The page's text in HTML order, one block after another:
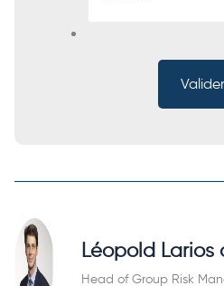
Léopold Larios
Head of Group Risk